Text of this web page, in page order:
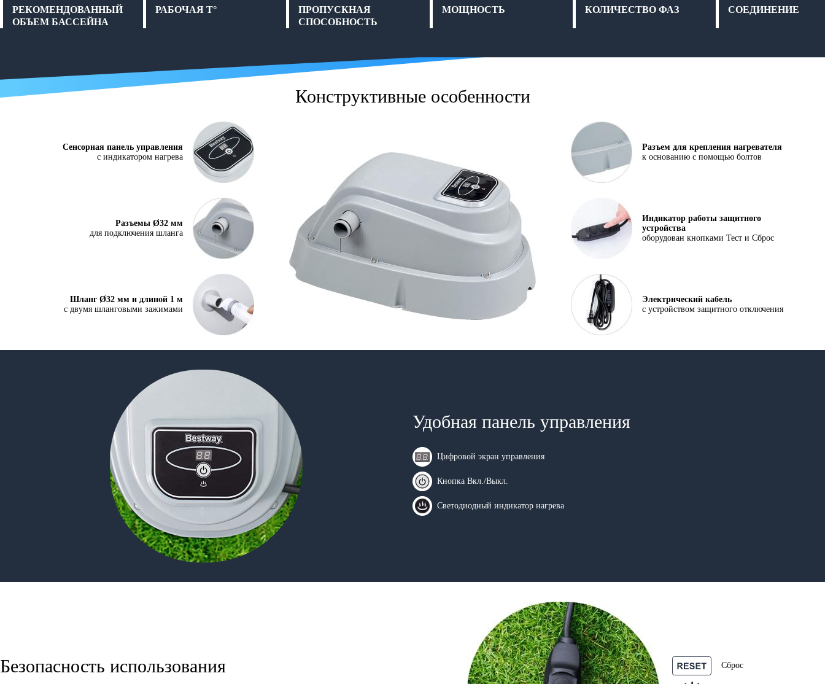
РЕКОМЕНДОВАННЫЙ
ОБЪЕМ БАССЕЙНА
РАБОЧАЯ T°
ПРОПУСКНАЯ
СПОСОБНОСТЬ
МОЩНОСТЬ КОЛИЧЕСТВО ФАЗ СОЕДИНЕНИЕ
Конструктивные особенности
Сенсорная панель управления
с индикатором нагрева
Разъемы Ø32 мм
для подключения шланга
Шланг Ø32 мм и длиной 1 м
с двумя шланговыми зажимами
Разъем для крепления нагревателя
к основанию с помощью болтов
Индикатор работы защитного
устройства
оборудован кнопками Тест и Сброс
Электрический кабель
с устройством защитного отключения
Удобная панель управления
Цифровой экран управления
Кнопка Вкл./Выкл.
Светодиодный индикатор нагрева
Безопасность использования Сброс